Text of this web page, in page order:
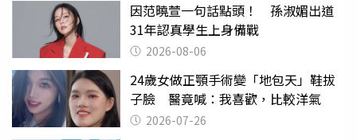
因范曉萱一句話點頭！ 孫淑媚出道
31年認真學生上身備戰
2026-08-06
24歲女做正顎手術變「地包天」鞋拔
子臉 醫竟喊：我喜歡，比較洋氣
2026-07-26